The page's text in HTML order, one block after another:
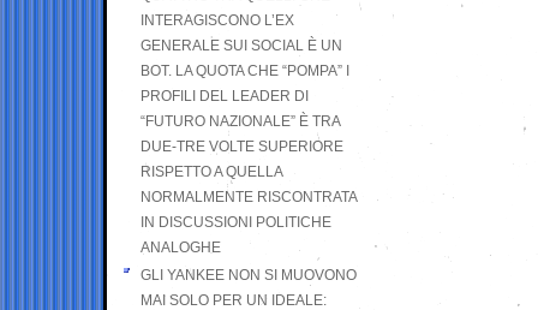
INTERAGISCONO L’EX
GENERALE SUI SOCIAL È UN
BOT. LA QUOTA CHE “POMPA” I
PROFILI DEL LEADER DI
“FUTURO NAZIONALE” È TRA
DUE-TRE VOLTE SUPERIORE
RISPETTO A QUELLA
NORMALMENTE RISCONTRATA
IN DISCUSSIONI POLITICHE
ANALOGHE
GLI YANKEE NON SI MUOVONO
MAI SOLO PER UN IDEALE: